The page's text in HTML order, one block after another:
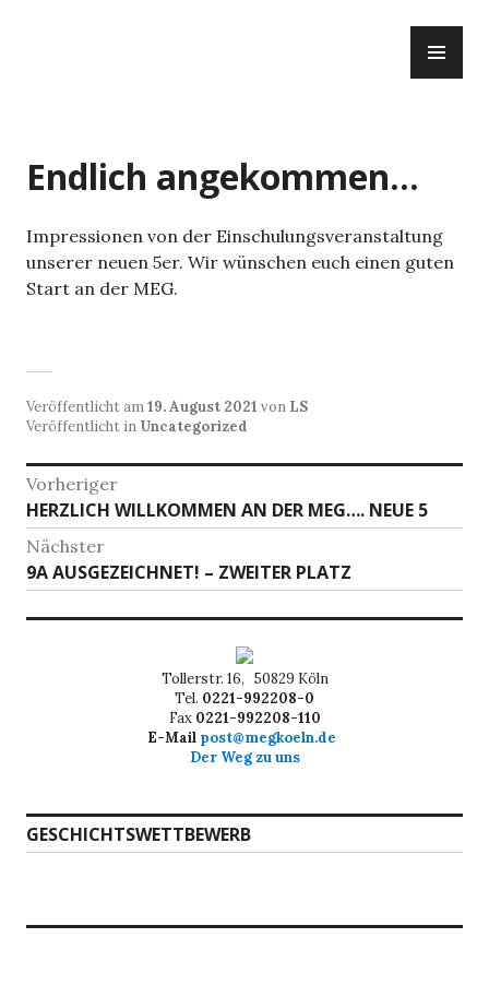
Endlich angekommen…
Impressionen von der Einschulungsveranstaltung
unserer neuen 5er. Wir wünschen euch einen guten
Start an der MEG.
Veröffentlicht am19. August 2021 von LS
Veröffentlicht in Uncategorized
Beitragsnavigation
Vorheriger
Vorheriger
Beitrag:
HERZLICH WILLKOMMEN AN DER MEG…. NEUE 5
Nächster
Nächster
Beitrag:
9A AUSGEZEICHNET! – ZWEITER PLATZ
Tollerstr. 16, 50829 Köln
Tel. 0221-992208-0
Fax 0221-992208-110
E-Mail post@megkoeln.de
Der Weg zu uns
GESCHICHTSWETTBEWERB